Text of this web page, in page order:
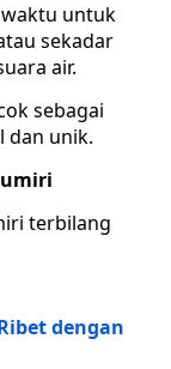
untuk
sekadar
air.
sebagai
dan unik.
terbilang
dengan